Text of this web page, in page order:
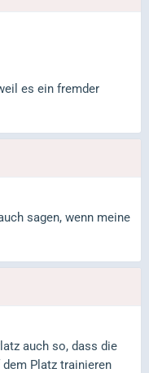
es ein fremder
sagen, wenn meine
auch so, dass die
Platz trainieren